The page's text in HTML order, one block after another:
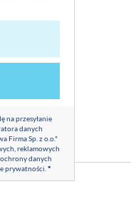
na przesyłanie
danych
Firma Sp. z o.o."
reklamowych
danych
prywatności *